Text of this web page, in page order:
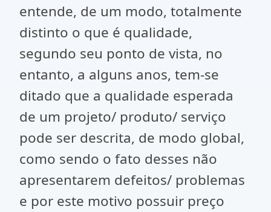
entende, de um modo, totalmente
distinto o que é qualidade,
segundo seu ponto de vista, no
entanto, a alguns anos, tem-se
ditado que a qualidade esperada
de um projeto/ produto/ serviço
pode ser descrita, de modo global,
como sendo o fato desses não
apresentarem defeitos/ problemas
e por este motivo possuir preço